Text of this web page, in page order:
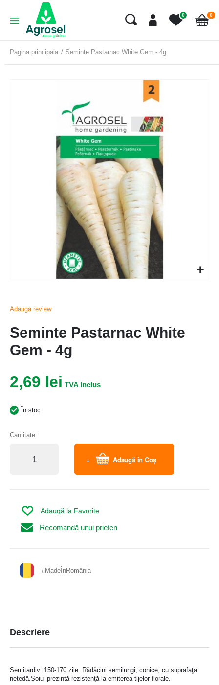
0
Cart
0
Pagina principala Seminte Pastarnac White Gem - 4g
Adauga review
Seminte Pastarnac White
Gem - 4g
2,69 lei
În stoc
Cantitate:
Adaugă în Coș
Recomandă unui prieten
Adaugă la Favorite
#MadeÎnRomânia
Descriere
Semitardiv: 150-170 zile. Rădăcini semilungi, conice, cu suprafaţa
netedă.Soiul prezintă rezistenţă la emiterea tijelor florale.